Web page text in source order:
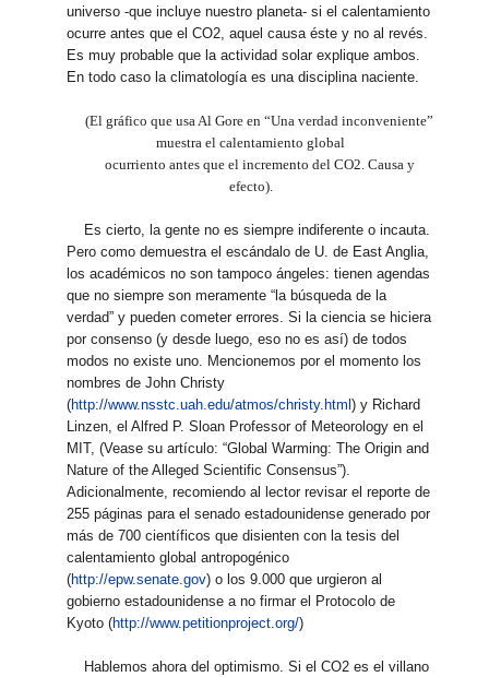
universo -que incluye nuestro planeta- si el calentamiento
ocurre antes que el CO2, aquel causa éste y no al revés.
Es muy probable que la actividad solar explique ambos.
En todo caso la climatología es una disciplina naciente.
(El gráfico que usa Al Gore en “Una verdad inconveniente”
muestra el calentamiento global
ocurriento antes que el incremento del CO2. Causa y
efecto).
Es cierto, la gente no es siempre indiferente o incauta.
Pero como demuestra el escándalo de U. de East Anglia,
los académicos no son tampoco ángeles: tienen agendas
que no siempre son meramente “la búsqueda de la
verdad” y pueden cometer errores. Si la ciencia se hiciera
por consenso (y desde luego, eso no es así) de todos
modos no existe uno. Mencionemos por el momento los
nombres de John Christy
(http://www.nsstc.uah.edu/atmos/christy.html) y Richard
Linzen, el Alfred P. Sloan Professor of Meteorology en el
MIT, (Vease su artículo: “Global Warming: The Origin and
Nature of the Alleged Scientific Consensus”).
Adicionalmente, recomiendo al lector revisar el reporte de
255 páginas para el senado estadounidense generado por
más de 700 científicos que disienten con la tesis del
calentamiento global antropogénico
(http://epw.senate.gov) o los 9.000 que urgieron al
gobierno estadounidense a no firmar el Protocolo de
Kyoto (http://www.petitionproject.org/)
Hablemos ahora del optimismo. Si el CO2 es el villano